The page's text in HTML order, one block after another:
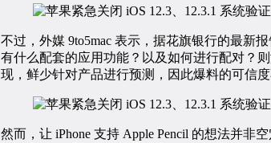
不过，外媒 9to5mac 表示，据花旗银行的最新报
有什么配套的应用功能？以及如何进行配对？
现，鲜少针对产品进行预测，因此爆料的可信度
然而，让 iPhone 支持 Apple Pencil 的想法并非